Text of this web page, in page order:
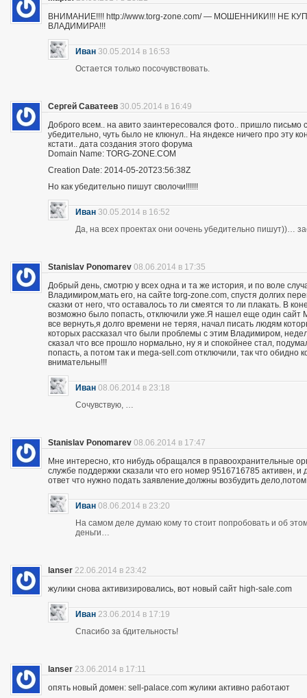
ВНИМАНИЕ!!!! http://www.torg-zone.com/ — МОШЕННИКИ!!! НЕ
ВЛАДИМИРА!!!
Иван 30.05.2014 в 16:53
Остается только посочувствовать.
Сергей Саватеев 30.05.2014 в 16:49
Доброго всем.. на авито заинтересовался фото.. пришло
убедительно, чуть было не клюнул.. На яндексе ничего про
кстати.. дата создания этого форума
Domain Name: TORG-ZONE.COM
Creation Date: 2014-05-20T23:56:38Z
Но как убедительно пишут сволочи!!!!!!
Иван 30.05.2014 в 16:52
Да, на всех проектах они оочень убедительно пишут))…
Stanislav Ponomarev 08.06.2014 в 17:35
Добрый день, смотрю у всех одна и та же история, и по воле
Владимиром,мать его, на сайте torg-zone.com, спустя долгих
сказки от него, что оставалось то ли смеятся то ли плакать. В
возможно было попасть, отключили уже.Я нашел еще один
все вернуть,я долго времени не теряя, начал писать людям
которых рассказал что были проблемы с этим Владимиром,
сказал что все прошло нормально, ну я и спокойнее стал,
попасть, а потом так и mega-sell.com отключили, так что обидно
внимательны!!!
Иван 08.06.2014 в 23:18
Сочувствую, …
Stanislav Ponomarev 08.06.2014 в 17:47
Мне интересно, кто нибудь обращался в правоохранительные
службе поддержки сказали что его номер 9516716785 активен,
ответ что нужно подать заявление,должны возбудить
Иван 08.06.2014 в 23:20
На самом деле думаю кому то стоит попробовать и об
деньги…
lanser 22.06.2014 в 23:42
жулики снова активизировались, вот новый сайт high-sale.com
Иван 23.06.2014 в 17:19
Спасибо за бдительность!
lanser 23.06.2014 в 17:11
опять новый домен: sell-palace.com жулики активно работают